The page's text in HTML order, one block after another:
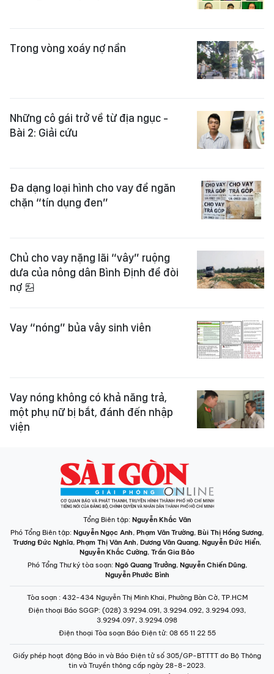
Trong vòng xoáy nợ nần
Những cô gái trở về từ địa ngục -
Bài 2: Giải cứu
Đa dạng loại hình cho vay để ngăn
chặn “tín dụng đen”
Chủ cho vay nặng lãi “vây” ruộng
dưa của nông dân Bình Định để đòi
nợ
Vay “nóng” bủa vây sinh viên
Vay nóng không có khả năng trả,
một phụ nữ bị bắt, đánh đến nhập
viện
Tổng Biên tập: Nguyễn Khắc Văn
Phó Tổng Biên tập: Nguyễn Ngọc Anh, Phạm Văn Trường, Bùi Thị Hồng Sương,
Trương Đức Nghĩa, Phạm Thị Vân Anh, Dương Văn Quang, Nguyễn Đức Hiển,
Nguyễn Khắc Cường, Trần Gia Bảo
Phó Tổng Thư ký tòa soạn: Ngô Quang Trưởng, Nguyễn Chiến Dũng,
Nguyễn Phước Bình
Tòa soạn : 432-434 Nguyễn Thị Minh Khai, Phường Bàn Cờ, TP.HCM
Điện thoại Báo SGGP: (028) 3.9294.091, 3.9294.092, 3.9294.093,
3.9294.097, 3.9294.098
Điện thoại Tòa soạn Báo Điện tử: 08 65 11 22 55
Giấy phép hoạt động Báo in và Báo Điện tử số 305/GP-BTTTT do Bộ Thông
tin và Truyền thông cấp ngày 28-8-2023.